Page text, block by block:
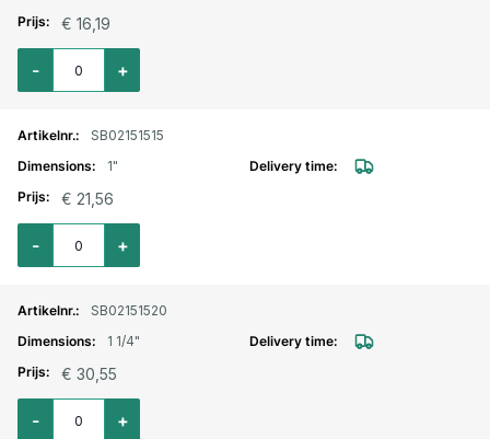
€ 16,19
Aantal voor Kamlok RVS MAN-deel met buitendraad 3/4" type F
+
-
SB02151515
1"
€ 21,56
Aantal voor Kamlok RVS MAN-deel met buitendraad 1" type F
+
-
SB02151520
1 1/4"
€ 30,55
Aantal voor Kamlok RVS MAN-deel met buitendraad 1 1/4" type F
+
-